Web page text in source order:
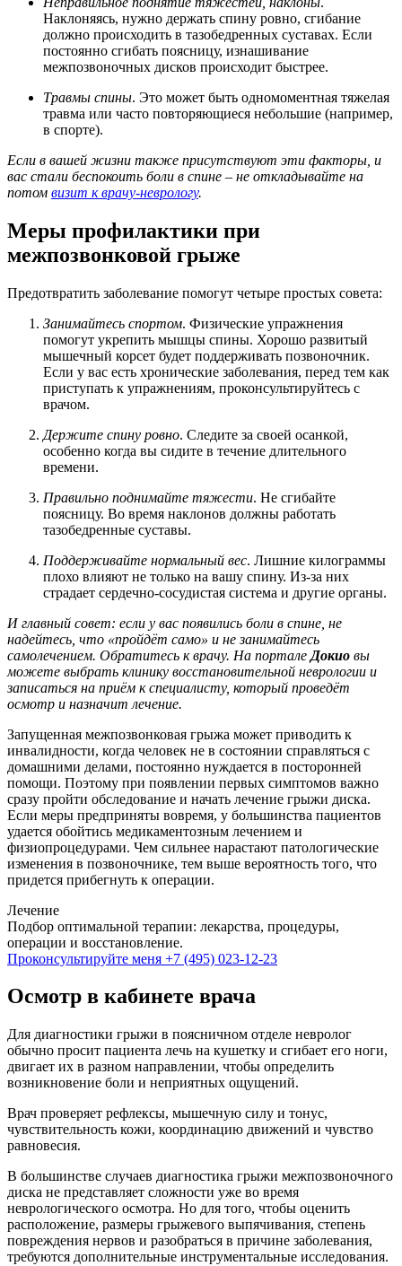
Наклоняясь, нужно держать спину ровно, сгибание
должно происходить в тазобедренных суставах. Если
постоянно сгибать поясницу, изнашивание
межпозвоночных дисков происходит быстрее.
Травмы спины. Это может быть одномоментная тяжелая
травма или часто повторяющиеся небольшие (например,
в спорте).
Если в вашей жизни также присутствуют эти факторы, и
вас стали беспокоить боли в спине – не откладывайте на
потом визит к врачу-неврологу.
Меры профилактики при
межпозвонковой грыже
Предотвратить заболевание помогут четыре простых совета:
Занимайтесь спортом. Физические упражнения
помогут укрепить мышцы спины. Хорошо развитый
мышечный корсет будет поддерживать позвоночник.
Если у вас есть хронические заболевания, перед тем как
приступать к упражнениям, проконсультируйтесь с
врачом.
Держите спину ровно. Следите за своей осанкой,
особенно когда вы сидите в течение длительного
времени.
Правильно поднимайте тяжести. Не сгибайте
поясницу. Во время наклонов должны работать
тазобедренные суставы.
Поддерживайте нормальный вес. Лишние килограммы
плохо влияют не только на вашу спину. Из-за них
страдает сердечно-сосудистая система и другие органы.
И главный совет: если у вас появились боли в спине, не
надейтесь, что «пройдёт само» и не занимайтесь
самолечением. Обратитесь к врачу. На портале Докио вы
можете выбрать клинику восстановительной неврологии и
записаться на приём к специалисту, который проведёт
осмотр и назначит лечение.
Запущенная межпозвонковая грыжа может приводить к
инвалидности, когда человек не в состоянии справляться с
домашними делами, постоянно нуждается в посторонней
помощи. Поэтому при появлении первых симптомов важно
сразу пройти обследование и начать лечение грыжи диска.
Если меры предприняты вовремя, у большинства пациентов
удается обойтись медикаментозным лечением и
физиопроцедурами. Чем сильнее нарастают патологические
изменения в позвоночнике, тем выше вероятность того, что
придется прибегнуть к операции.
Лечение
Подбор оптимальной терапии: лекарства, процедуры,
операции и восстановление.
Проконсультируйте меня +7 (495) 023-12-23
Осмотр в кабинете врача
Для диагностики грыжи в поясничном отделе невролог
обычно просит пациента лечь на кушетку и сгибает его ноги,
двигает их в разном направлении, чтобы определить
возникновение боли и неприятных ощущений.
Врач проверяет рефлексы, мышечную силу и тонус,
чувствительность кожи, координацию движений и чувство
равновесия.
В большинстве случаев диагностика грыжи межпозвоночного
диска не представляет сложности уже во время
неврологического осмотра. Но для того, чтобы оценить
расположение, размеры грыжевого выпячивания, степень
повреждения нервов и разобраться в причине заболевания,
требуются дополнительные инструментальные исследования.